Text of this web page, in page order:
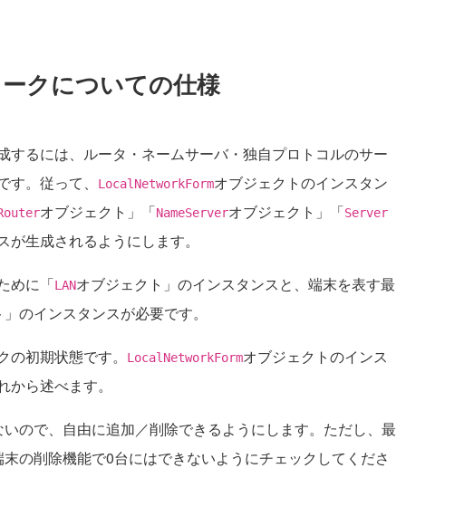
クについての仕様
るには、ルータ・ネームサーバ・独自プロトコルのサー
。従って、
LocalNetworkFormオブジェクトのインスタン
オブジェクト」「NameServerオブジェクト」「Server
生成されるようにします。
めに「LANオブジェクト」のインスタンスと、端末を表す最
のインスタンスが必要です。
初期状態です。 LocalNetworkFormオブジェクトのインス
ら述べます。
ので、自由に追加／削除できるようにします。ただし、最
の削除機能で0台にはできないようにチェックしてくださ